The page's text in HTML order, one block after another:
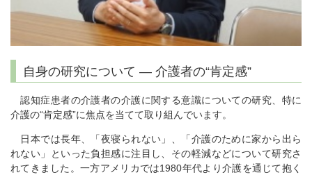
自身の研究について ― 介護者の“肯定感”
認知症患者の介護者の介護に関する意識についての研究、特に
介護の“肯定感”に焦点を当てて取り組んでいます。
日本では長年、「夜寝られない」、「介護のために家から出ら
れない」といった負担感に注目し、その軽減などについて研究さ
れてきました。一方アメリカでは1980年代より介護を通じて抱く